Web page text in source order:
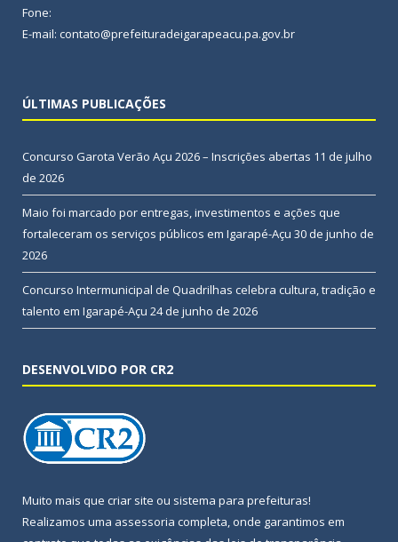
Fone:
E-mail: contato@prefeituradeigarapeacu.pa.gov.br
ÚLTIMAS PUBLICAÇÕES
Concurso Garota Verão Açu 2026 – Inscrições abertas 11 de julho
de 2026
Maio foi marcado por entregas, investimentos e ações que
fortaleceram os serviços públicos em Igarapé-Açu 30 de junho de
2026
Concurso Intermunicipal de Quadrilhas celebra cultura, tradição e
talento em Igarapé-Açu 24 de junho de 2026
DESENVOLVIDO POR CR2
Muito mais que criar site ou sistema para prefeituras!
Realizamos uma assessoria completa, onde garantimos em